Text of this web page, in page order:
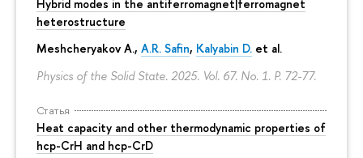
Hybrid modes in the antiferromagnet|ferromagnet
heterostructure
Meshcheryakov A., A.R. Safin, Kalyabin D. et al.
Physics of the Solid State. 2025. Vol. 67. No. 1. P. 72-77.
Статья
Heat capacity and other thermodynamic properties of
hcp-CrH and hcp-CrD